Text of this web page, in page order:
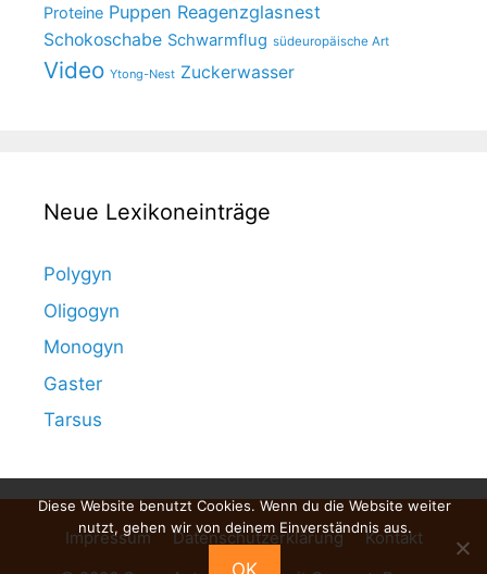
Proteine Puppen Reagenzglasnest
Schokoschabe Schwarmflug südeuropäische Art
Video Ytong-Nest Zuckerwasser
Neue Lexikoneinträge
Polygyn
Oligogyn
Monogyn
Gaster
Tarsus
Impressum Datenschutzerklärung
Kontakt
Diese Website benutzt Cookies. Wenn du die Website weiter
nutzt, gehen wir von deinem Einverständnis aus.
OK